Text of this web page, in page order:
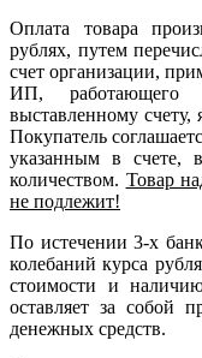
Оплата товара
рублях, путем
счет организации,
ИП,
выставленному
Покупатель
указанным в счете,
количеством. Товар
не подлежит!
По истечении 3-х
колебаний курса
стоимости и
оставляет за собой
денежных средств.